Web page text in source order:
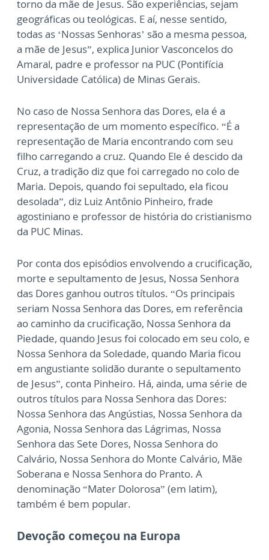
torno da mãe de Jesus. São experiências, sejam
geográficas ou teológicas. E aí, nesse sentido,
todas as ‘Nossas Senhoras’ são a mesma pessoa,
a mãe de Jesus”, explica Junior Vasconcelos do
Amaral, padre e professor na PUC (Pontifícia
Universidade Católica) de Minas Gerais.
No caso de Nossa Senhora das Dores, ela é a
representação de um momento específico. “É a
representação de Maria encontrando com seu
filho carregando a cruz. Quando Ele é descido da
Cruz, a tradição diz que foi carregado no colo de
Maria. Depois, quando foi sepultado, ela ficou
desolada”, diz Luiz Antônio Pinheiro, frade
agostiniano e professor de história do cristianismo
da PUC Minas.
Por conta dos episódios envolvendo a crucificação,
morte e sepultamento de Jesus, Nossa Senhora
das Dores ganhou outros títulos. “Os principais
seriam Nossa Senhora das Dores, em referência
ao caminho da crucificação, Nossa Senhora da
Piedade, quando Jesus foi colocado em seu colo, e
Nossa Senhora da Soledade, quando Maria ficou
em angustiante solidão durante o sepultamento
de Jesus”, conta Pinheiro. Há, ainda, uma série de
outros títulos para Nossa Senhora das Dores:
Nossa Senhora das Angústias, Nossa Senhora da
Agonia, Nossa Senhora das Lágrimas, Nossa
Senhora das Sete Dores, Nossa Senhora do
Calvário, Nossa Senhora do Monte Calvário, Mãe
Soberana e Nossa Senhora do Pranto. A
denominação “Mater Dolorosa” (em latim),
também é bem popular.
Devoção começou na Europa